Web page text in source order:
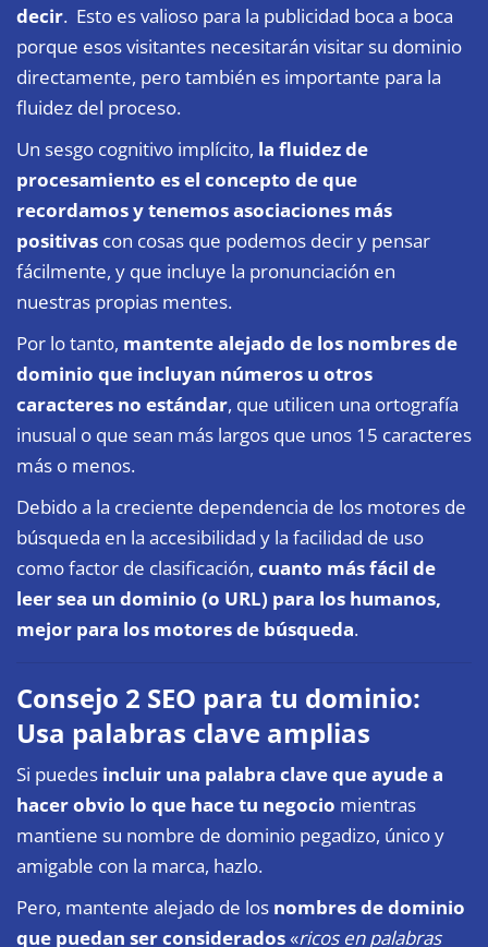
decir. Esto es valioso para la publicidad boca a boca
porque esos visitantes necesitarán visitar su dominio
directamente, pero también es importante para la
fluidez del proceso.
Un sesgo cognitivo implícito, la fluidez de
procesamiento es el concepto de que
recordamos y tenemos asociaciones más
positivas con cosas que podemos decir y pensar
fácilmente, y que incluye la pronunciación en
nuestras propias mentes.
Por lo tanto, mantente alejado de los nombres de
dominio que incluyan números u otros
caracteres no estándar, que utilicen una ortografía
inusual o que sean más largos que unos 15 caracteres
más o menos.
Debido a la creciente dependencia de los motores de
búsqueda en la accesibilidad y la facilidad de uso
como factor de clasificación, cuanto más fácil de
leer sea un dominio (o URL) para los humanos,
mejor para los motores de búsqueda.
Consejo 2 SEO para tu dominio:
Usa palabras clave amplias
Si puedes incluir una palabra clave que ayude a
hacer obvio lo que hace tu negocio mientras
mantiene su nombre de dominio pegadizo, único y
amigable con la marca, hazlo.
Pero, mantente alejado de los nombres de dominio
que puedan ser considerados«ricos en palabras